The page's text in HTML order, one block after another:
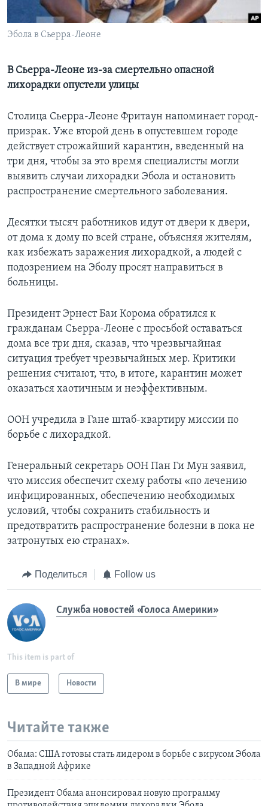
Learning English
Эбола в Сьерра-Леоне
В Сьерра-Леоне из-за смертельно опасной
лихорадки опустели улицы
Столица Сьерра-Леоне Фритаун напоминает город-
призрак. Уже второй день в опустевшем городе
действует строжайший карантин, введенный на
три дня, чтобы за это время специалисты могли
выявить случаи лихорадки Эбола и остановить
распространение смертельного заболевания.
Десятки тысяч работников идут от двери к двери,
от дома к дому по всей стране, объясняя жителям,
как избежать заражения лихорадкой, а людей с
подозрением на Эболу просят направиться в
больницы.
Президент Эрнест Баи Корома обратился к
гражданам Сьерра-Леоне с просьбой оставаться
дома все три дня, сказав, что чрезвычайная
ситуация требует чрезвычайных мер. Критики
решения считают, что, в итоге, карантин может
оказаться хаотичным и неэффективным.
ООН учредила в Гане штаб-квартиру миссии по
борьбе с лихорадкой.
Генеральный секретарь ООН Пан Ги Мун заявил,
что миссия обеспечит схему работы «по лечению
инфицированных, обеспечению необходимых
условий, чтобы сохранить стабильность и
предотвратить распространение болезни в пока не
затронутых ею странах».
Поделиться Follow us
Служба новостей «Голоса Америки»
This item is part of
В мире Новости
Читайте также
Обама: США готовы стать лидером в борьбе с вирусом Эбола
в Западной Африке
Президент Обама анонсировал новую программу